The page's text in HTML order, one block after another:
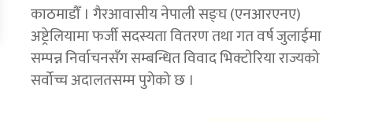
काठमाडौँ । गैरआवासीय नेपाली सङ्घ (एनआरएनए)
अष्ट्रेलियामा फर्जी सदस्यता वितरण तथा गत वर्ष जुलाईमा
सम्पन्न निर्वाचनसँग सम्बन्धित विवाद भिक्टोरिया राज्यको
सर्वोच्च अदालतसम्म पुगेको छ ।